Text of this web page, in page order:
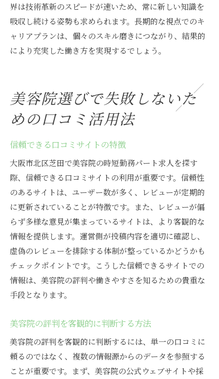
界は技術革新のスピードが速いため、常に新しい知識を
吸収し続ける姿勢も求められます。長期的な視点でのキ
ャリアプランは、個々のスキル磨きにつながり、結果的
により充実した働き方を実現するでしょう。
美容院選びで失敗しないた
めの口コミ活用法
信頼できる口コミサイトの特徴
大阪市北区芝田で美容院の時短勤務パート求人を探す
際、信頼できる口コミサイトの利用が重要です。信頼性
のあるサイトは、ユーザー数が多く、レビューが定期的
に更新されていることが特徴です。また、レビューが偏
らず多様な意見が集まっているサイトは、より客観的な
情報を提供します。運営側が投稿内容を適切に確認し、
虚偽のレビューを排除する体制が整っているかどうかも
チェックポイントです。こうした信頼できるサイトでの
情報は、美容院の評判や働きやすさを知るための貴重な
手段となります。
美容院の評判を客観的に判断する方法
美容院の評判を客観的に判断するには、単一の口コミに
頼るのではなく、複数の情報源からのデータを参照する
ことが重要です。まず、美容院の公式ウェブサイトや採